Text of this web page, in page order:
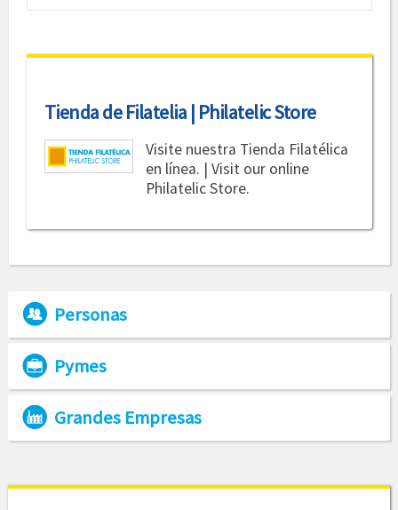
Tienda de Filatelia | Philatelic Store
Visite nuestra Tienda Filatélica
en línea. | Visit our online
Philatelic Store.
Personas
Pymes
Grandes Empresas